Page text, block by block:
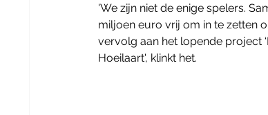
​'We zijn niet de enige spelers.
miljoen euro vrij om in te zetten
vervolg aan het lopende project
Hoeilaart', klinkt het.